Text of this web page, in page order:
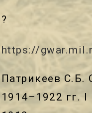
?
https://
Патрикеев С.Б.
1914–1922 гг.